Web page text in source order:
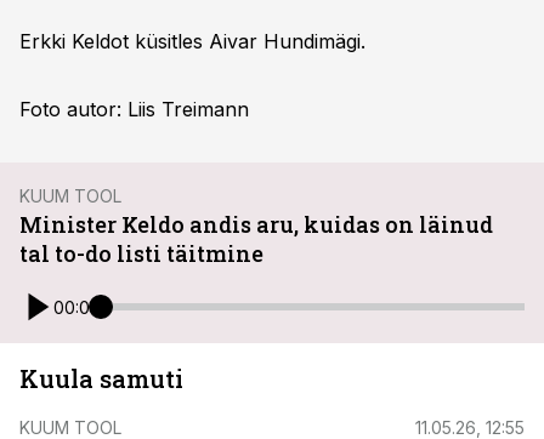
Erkki Keldot küsitles Aivar Hundimägi.
Foto autor: Liis Treimann
KUUM TOOL
Minister Keldo andis aru, kuidas on läinud
tal to-do listi täitmine
00:00
Kuula samuti
KUUM TOOL 11.05.26, 12:55